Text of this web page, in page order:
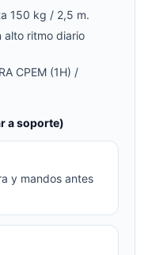
150 kg / 2,5 m.
alto ritmo diario
CPEM (1H) /
a soporte)
y mandos antes